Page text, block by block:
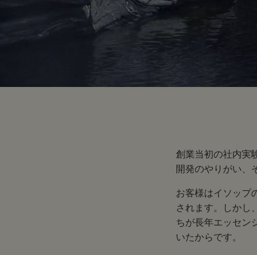
創業当初の社内実
開発のやりがい、
お客様はイソップ
されます。しかし
ちが長年エッセン
いたからです。